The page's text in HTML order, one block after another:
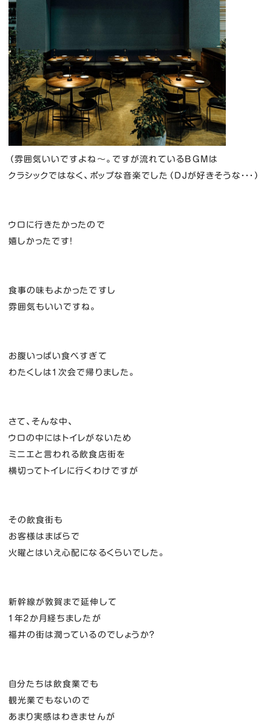
（雰囲気いいですよね～。ですが流れているBGMは
クラシックではなく、ポップな音楽でした（DJが好きそうな・・・）
ウロに行きたかったので
嬉しかったです！
食事の味もよかったですし
雰囲気もいいですね。
お腹いっぱい食べすぎて
わたくしは１次会で帰りました。
さて、そんな中、
ウロの中にはトイレがないため
ミニエと言われる飲食店街を
横切ってトイレに行くわけですが
その飲食街も
お客様はまばらで
火曜とはいえ心配になるくらいでした。
新幹線が敦賀まで延伸して
１年２か月経ちましたが
福井の街は潤っているのでしょうか？
自分たちは飲食業でも
観光業でもないので
あまり実感はわきませんが